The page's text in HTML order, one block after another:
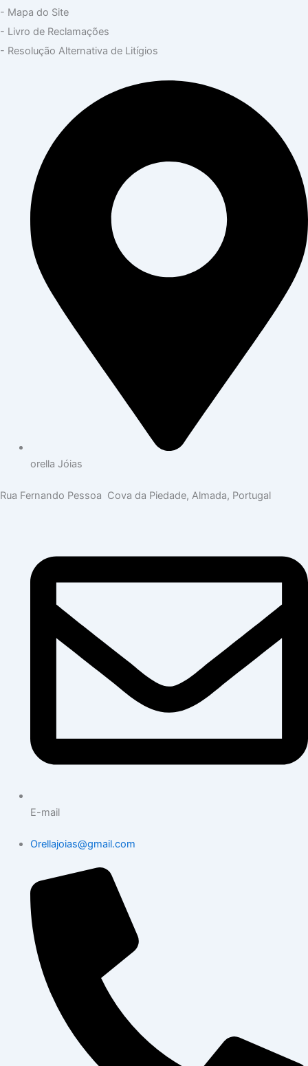
- Mapa do Site
- Livro de Reclamações
- Resolução Alternativa de Litígios
orella Jóias
Rua Fernando Pessoa Cova da Piedade, Almada, Portugal
E-mail
Orellajoias@gmail.com